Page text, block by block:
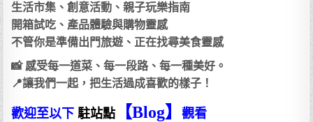
生活市集、創意活動、親子玩樂指南
開箱試吃、產品體驗與購物靈感
不管你是準備出門旅遊、正在找尋美食靈感
📸 感受每一道菜、每一段路、每一種美好。
📍讓我們一起，把生活過成喜歡的樣子！
歡迎至以下駐站點 【Blog】觀看